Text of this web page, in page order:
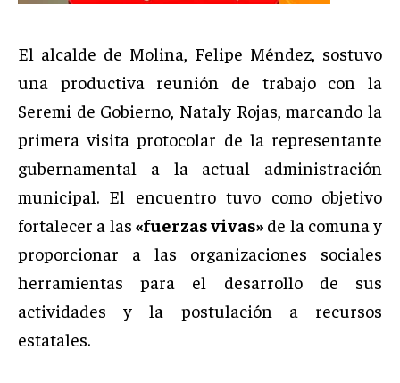
El alcalde de Molina, Felipe Méndez, sostuvo
una productiva reunión de trabajo con la
Seremi de Gobierno, Nataly Rojas, marcando la
primera visita protocolar de la representante
gubernamental a la actual administración
municipal. El encuentro tuvo como objetivo
fortalecer a las «fuerzas vivas» de la comuna y
proporcionar a las organizaciones sociales
herramientas para el desarrollo de sus
actividades y la postulación a recursos
estatales.